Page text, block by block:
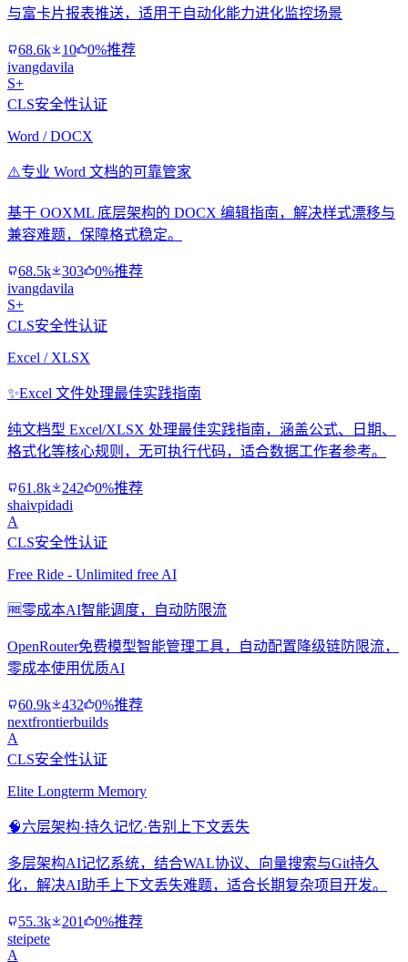
与富卡片报表推送，适用于自动化能力进化监控场景
68.6k 10
0%推荐
ivangdavila
S+
CLS安全性认证
Word / DOCX
⚠️专业 Word 文档的可靠管家
基于 OOXML 底层架构的 DOCX 编辑指南，解决样式漂移与
兼容难题，保障格式稳定。
68.5k 303
0%推荐
ivangdavila
S+
CLS安全性认证
Excel / XLSX
✨Excel 文件处理最佳实践指南
纯文档型 Excel/XLSX 处理最佳实践指南，涵盖公式、日期、
格式化等核心规则，无可执行代码，适合数据工作者参考。
61.8k 242
0%推荐
shaivpidadi
A
CLS安全性认证
Free Ride - Unlimited free AI
🆓零成本AI智能调度，自动防限流
OpenRouter免费模型智能管理工具，自动配置降级链防限流，
零成本使用优质AI
60.9k 432
0%推荐
nextfrontierbuilds
A
CLS安全性认证
Elite Longterm Memory
🧠六层架构·持久记忆·告别上下文丢失
多层架构AI记忆系统，结合WAL协议、向量搜索与Git持久
化，解决AI助手上下文丢失难题，适合长期复杂项目开发。
55.3k 201
0%推荐
steipete
A